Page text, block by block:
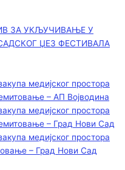
ЗА УКЉУЧИВАЊЕ У
ЏЕЗ ФЕСТИВАЛА
медијског простора
– АП Војводинa
медијског простора
– Град Нови Сад
медијског простора
– Град Нови Сад